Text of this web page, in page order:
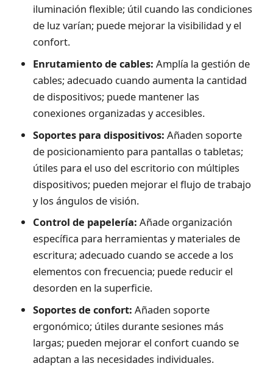
iluminación flexible; útil cuando las condiciones
de luz varían; puede mejorar la visibilidad y el
confort.
Enrutamiento de cables: Amplía la gestión de
cables; adecuado cuando aumenta la cantidad
de dispositivos; puede mantener las
conexiones organizadas y accesibles.
Soportes para dispositivos: Añaden soporte
de posicionamiento para pantallas o tabletas;
útiles para el uso del escritorio con múltiples
dispositivos; pueden mejorar el flujo de trabajo
y los ángulos de visión.
Control de papelería: Añade organización
específica para herramientas y materiales de
escritura; adecuado cuando se accede a los
elementos con frecuencia; puede reducir el
desorden en la superficie.
Soportes de confort: Añaden soporte
ergonómico; útiles durante sesiones más
largas; pueden mejorar el confort cuando se
adaptan a las necesidades individuales.